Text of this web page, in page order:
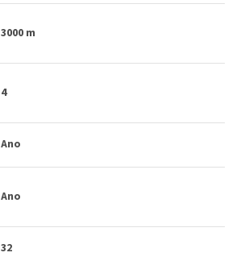
3000 m
4
Ano
Ano
32